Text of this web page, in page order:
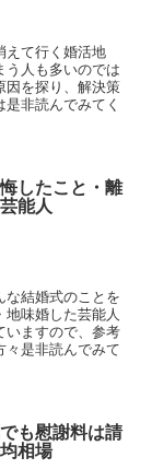
えて行く婚活地
う人も多いのでは
因を探り、解決策
非読んでみてく
したこと・離
能人
な結婚式のことを
地味婚した芸能人
いますので、参考
々是非読んでみて
も慰謝料は請
相場